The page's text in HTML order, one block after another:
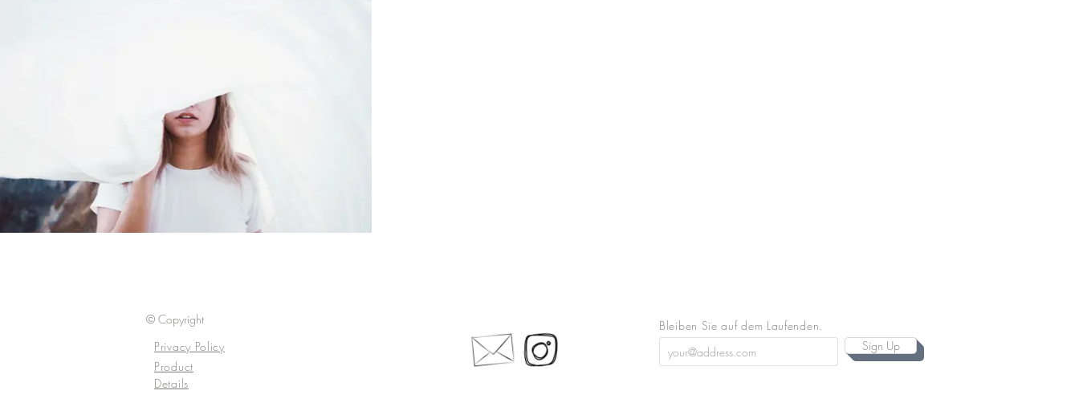
Privacy Policy
Product
Details
© Copyright
Bleiben Sie auf dem Laufenden.
Sign Up